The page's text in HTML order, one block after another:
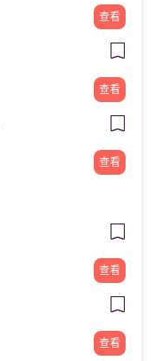
查看
查看
查看
查看
查看